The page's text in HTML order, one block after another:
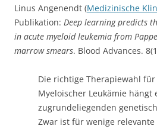
Linus Angenendt (Medizinische
Publikation: Deep learning predicts
in acute myeloid leukemia from
marrow smears. Blood Advances.
Die richtige Therapiewahl
Myeloischer Leukämie hängt
zugrundeliegenden
Zwar ist für wenige